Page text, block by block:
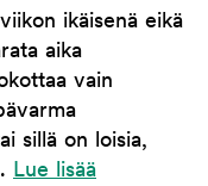
ikäisenä eikä
aika
vain
sillä on loisia,
Lue lisää